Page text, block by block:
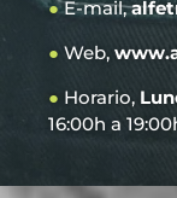
●E-mail,
● Web,
● Horario,
16:00h a